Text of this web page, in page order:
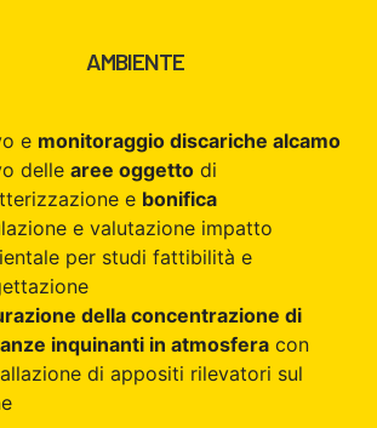
AMBIENTE
e monitoraggio discariche alcamo
delle aree oggetto di
e bonifica
e valutazione impatto
per studi fattibilità e
della concentrazione di
inquinanti in atmosfera con
di appositi rilevatori sul